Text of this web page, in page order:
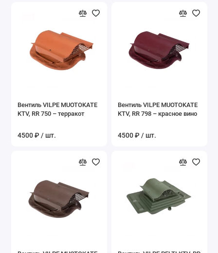
Вентиль VILPE MUOTOKATE
KTV, RR 750 – терракот
4500 ₽ / шт.
Вентиль VILPE MUOTOKATE
KTV, RR 798 – красное вино
4500 ₽ / шт.